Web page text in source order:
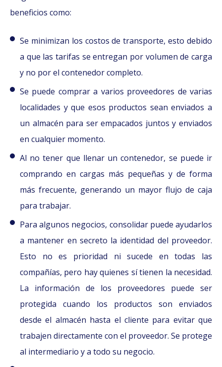
beneficios como:
Se minimizan los costos de transporte, esto debido
a que las tarifas se entregan por volumen de carga
y no por el contenedor completo.
Se puede comprar a varios proveedores de varias
localidades y que esos productos sean enviados a
un almacén para ser empacados juntos y enviados
en cualquier momento.
Al no tener que llenar un contenedor, se puede ir
comprando en cargas más pequeñas y de forma
más frecuente, generando un mayor flujo de caja
para trabajar.
Para algunos negocios, consolidar puede ayudarlos
a mantener en secreto la identidad del proveedor.
Esto no es prioridad ni sucede en todas las
compañías, pero hay quienes sí tienen la necesidad.
La información de los proveedores puede ser
protegida cuando los productos son enviados
desde el almacén hasta el cliente para evitar que
trabajen directamente con el proveedor. Se protege
al intermediario y a todo su negocio.